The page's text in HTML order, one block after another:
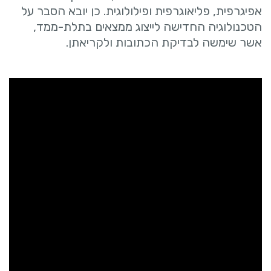
אפיגרפית, פליאוגרפית ופילולוגית. כן יובא הסבר על
הטכנולוגיה החדישה לייצוג ממצאים בתלת-ממד,
אשר שימשה לבדיקת הכתובות ולקריאתן.